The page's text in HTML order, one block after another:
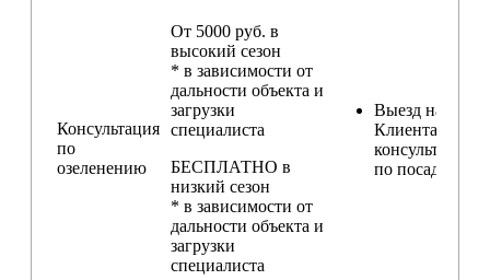
Консультация
по
озеленению
От 5000 руб. в
высокий сезон
* в зависимости от
дальности объекта и
загрузки
специалиста
БЕСПЛАТНО в
низкий сезон
* в зависимости от
дальности объекта и
загрузки
специалиста
Выезд на
Клиента для
по посадкам